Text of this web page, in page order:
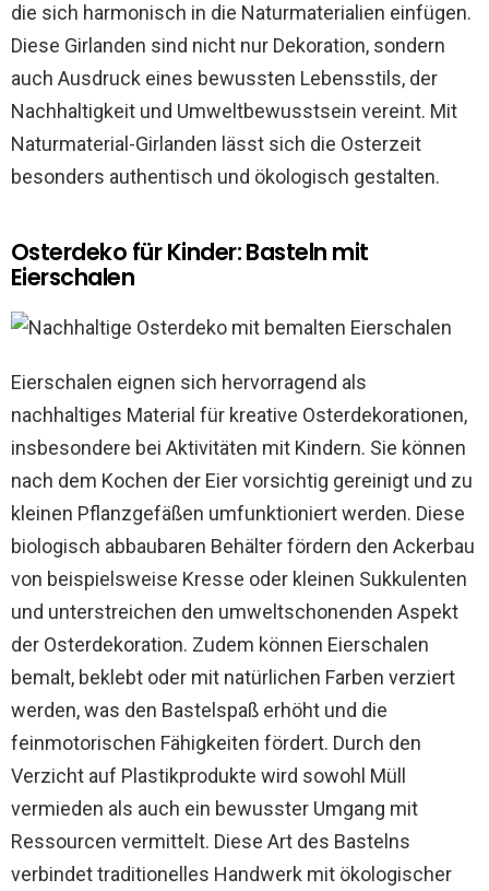
die sich harmonisch in die Naturmaterialien einfügen.
Diese Girlanden sind nicht nur Dekoration, sondern
auch Ausdruck eines bewussten Lebensstils, der
Nachhaltigkeit und Umweltbewusstsein vereint. Mit
Naturmaterial-Girlanden lässt sich die Osterzeit
besonders authentisch und ökologisch gestalten.
Osterdeko für Kinder: Basteln mit
Eierschalen
Eierschalen eignen sich hervorragend als
nachhaltiges Material für kreative Osterdekorationen,
insbesondere bei Aktivitäten mit Kindern. Sie können
nach dem Kochen der Eier vorsichtig gereinigt und zu
kleinen Pflanzgefäßen umfunktioniert werden. Diese
biologisch abbaubaren Behälter fördern den Ackerbau
von beispielsweise Kresse oder kleinen Sukkulenten
und unterstreichen den umweltschonenden Aspekt
der Osterdekoration. Zudem können Eierschalen
bemalt, beklebt oder mit natürlichen Farben verziert
werden, was den Bastelspaß erhöht und die
feinmotorischen Fähigkeiten fördert. Durch den
Verzicht auf Plastikprodukte wird sowohl Müll
vermieden als auch ein bewusster Umgang mit
Ressourcen vermittelt. Diese Art des Bastelns
verbindet traditionelles Handwerk mit ökologischer